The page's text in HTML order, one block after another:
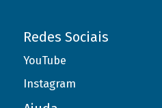
Redes Sociais
YouTube
Instagram